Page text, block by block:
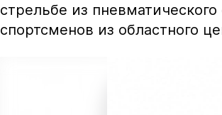
стрельбе из
спортсменов из областного